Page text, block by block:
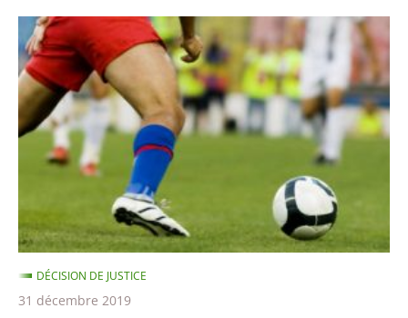
après
avant
BFM
TV
n’était
pas
autorisée
retransmettre
la
finale
de
la
Ligue
DÉCISION DE JUSTICE
31 décembre 2019